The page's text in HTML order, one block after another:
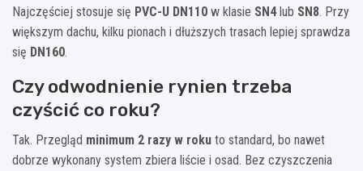
Najczęściej stosuje się PVC-U DN110 w klasie SN4lub SN8. Przy
większym dachu, kilku pionach i dłuższych trasach lepiej sprawdza
się DN160.
Czy odwodnienie rynien trzeba
czyścić co roku?
Tak. Przegląd minimum 2 razy w roku to standard, bo nawet
dobrze wykonany system zbiera liście i osad. Bez czyszczenia